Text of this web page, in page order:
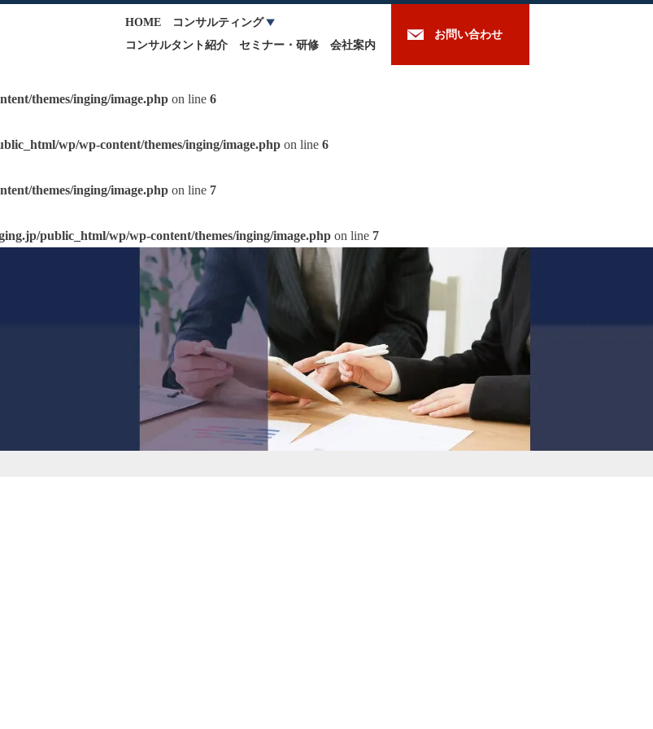
お問い合わせ
HOME
コンサルティング
コンサルタント紹介
セミナー・研修 会社案内
themes/inging/image.php on line 6
wp/wp-content/themes/inging/image.php on line 6
themes/inging/image.php on line 7
public_html/wp/wp-content/themes/inging/image.php on line 7